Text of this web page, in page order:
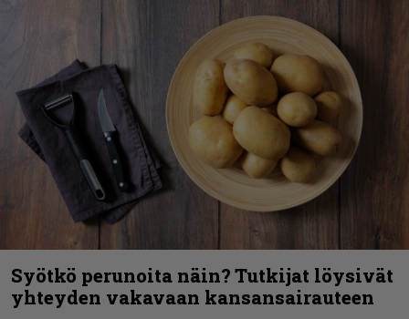
Syötkö perunoita näin? Tutkijat löysivät
yhteyden vakavaan kansansairauteen